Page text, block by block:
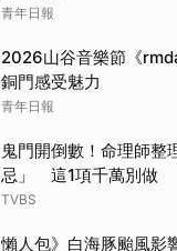
青年日報
2026山谷音樂節《
銅門感受魅力
青年日報
鬼門開倒數！命理師整
忌」 這1項千萬別做
TVBS
懶人包》白海豚颱風影